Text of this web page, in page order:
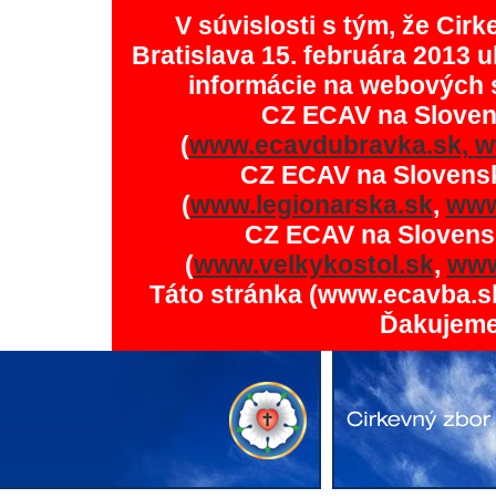
V súvislosti s tým, že
Bratislava 15. februára 2013
informácie na
CZ ECAV na
(www.ecavdubravka.sk,
CZ ECAV na
(www.legionarska.sk,
CZ ECAV na
(www.velkykostol.sk,
Táto stránka